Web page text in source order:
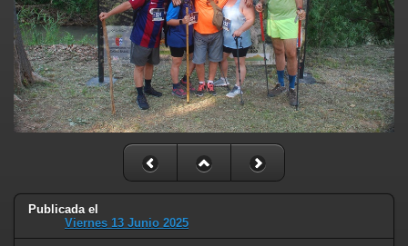
Publicada el
Viernes 13 Junio 2025